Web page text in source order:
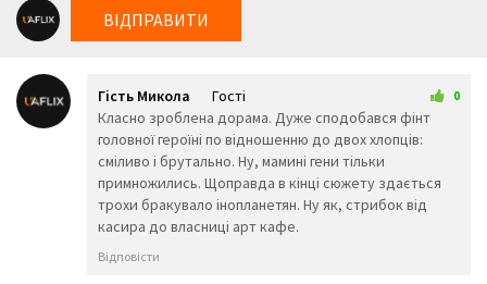
😔
😕
🙃
😲
☹️
😖
😤
😢
😦
😧
ВІДПРАВИТИ
Гість Микола
Гості
7 грудня 2025 09:43
0
Класно зроблена дорама. Дуже сподобався фінт
головної героїні по відношенню до двох хлопців:
сміливо і брутально. Ну, мамині гени тільки
примножились. Щоправда в кінці сюжету здається
трохи бракувало інопланетян. Ну як, стрибок від
касира до власниці арт кафе.
Відповісти